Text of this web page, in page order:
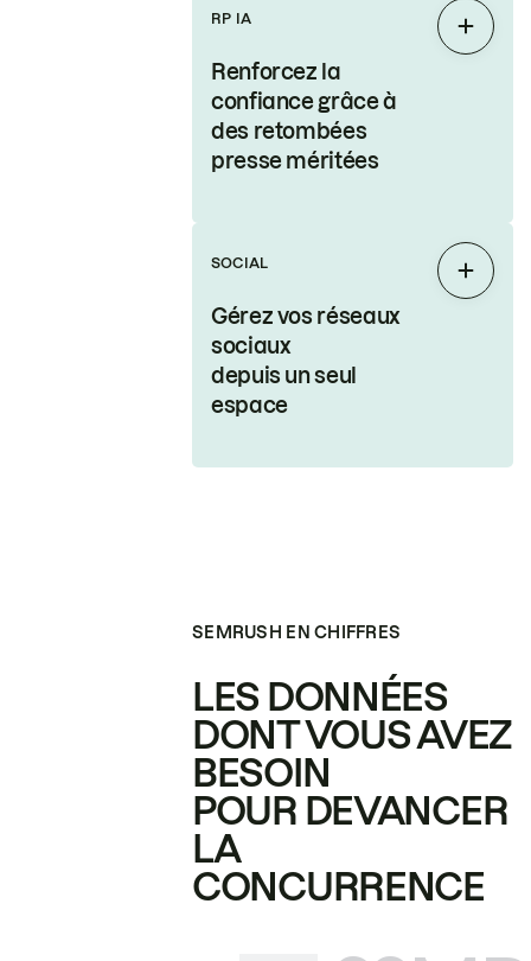
RP IA
Renforcez la
confiance grâce à
des retombées
presse méritées
SOCIAL
Gérez vos réseaux
sociaux
depuis un seul
espace
SEMRUSH EN CHIFFRES
LES DONNÉES
DONT VOUS AVEZ
BESOIN
POUR DEVANCER
LA
CONCURRENCE